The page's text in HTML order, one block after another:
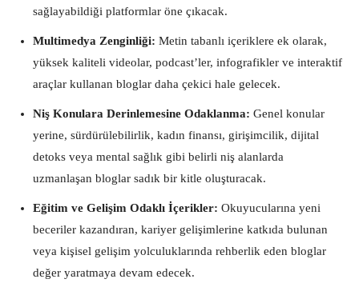
sağlayabildiği platformlar öne çıkacak.
Multimedya Zenginliği: Metin tabanlı içeriklere ek olarak,
yüksek kaliteli videolar, podcast’ler, infografikler ve interaktif
araçlar kullanan bloglar daha çekici hale gelecek.
Niş Konulara Derinlemesine Odaklanma: Genel konular
yerine, sürdürülebilirlik, kadın finansı, girişimcilik, dijital
detoks veya mental sağlık gibi belirli niş alanlarda
uzmanlaşan bloglar sadık bir kitle oluşturacak.
Eğitim ve Gelişim Odaklı İçerikler: Okuyucularına yeni
beceriler kazandıran, kariyer gelişimlerine katkıda bulunan
veya kişisel gelişim yolculuklarında rehberlik eden bloglar
değer yaratmaya devam edecek.